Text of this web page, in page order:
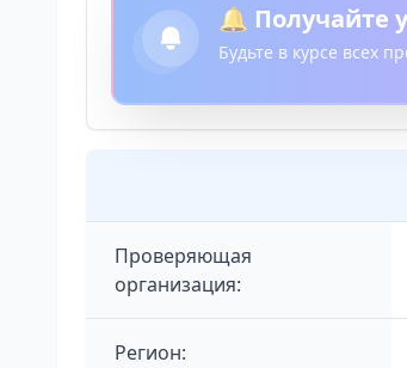
🔔 Получайте
Будьте в курсе всех
Проверяющая
организация:
Регион: